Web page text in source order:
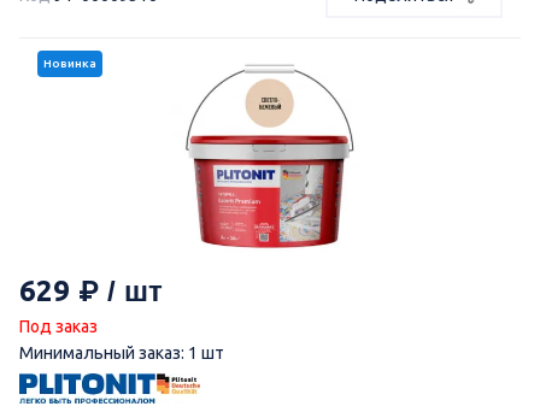
Новинка
629
Под заказ
Минимальный заказ: 1 шт